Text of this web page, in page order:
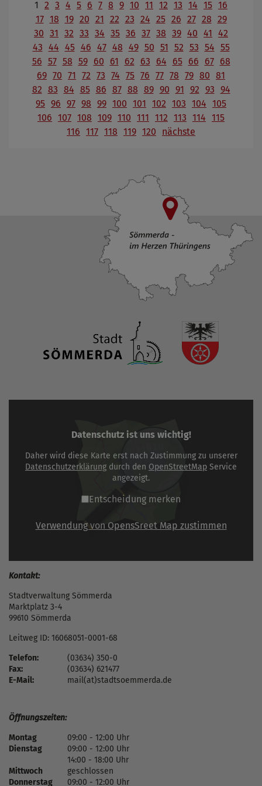
1 2 3 4 5 6 7 8 9 10 11 12 13 14 15 16
17 18 19 20 21 22 23 24 25 26 27 28 29
30 31 32 33 34 35 36 37 38 39 40 41
42
43 44 45 46 47 48 49 50 51 52 53 54 55
56 57 58 59 60 61 62 63 64 65 66 67
68
69 70 71 72 73 74 75 76 77 78 79 80 81
82 83 84 85 86 87 88 89 90 91 92 93 94
95 96 97 98 99 100 101 102 103 104 105
106 107 108 109 110 111 112 113 114 115
116 117 118 119 120 nächste
Datenschutz ist uns wichtig!
Daher wird diese Karte erst nach Zustimmung zu unserer
Datenschutzerklärung durch den OpenStreetMap Service
angezeigt.
Entscheidung merken
Verwendung von OpensSreet Map zustimmen
Kontakt:
Stadtverwaltung Sömmerda
Marktplatz 3-4
99610 Sömmerda
Leitweg ID: 16068051-0001-68
Telefon:
(03634) 350-0
Fax:
(03634) 621477
E-Mail:
mail(at)stadtsoemmerda.de
Öffnungszeiten:
Montag
09:00 - 12:00 Uhr
Dienstag
09:00 - 12:00 Uhr
14:00 - 18:00 Uhr
Mittwoch
geschlossen
Donnerstag
09:00 - 12:00 Uhr